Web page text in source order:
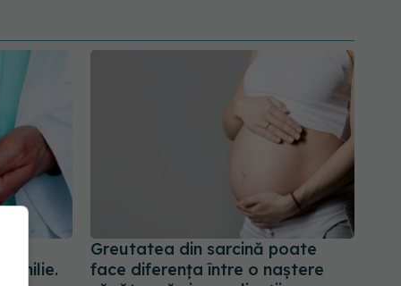
Greutatea din sarcină poate
face diferența între o naștere